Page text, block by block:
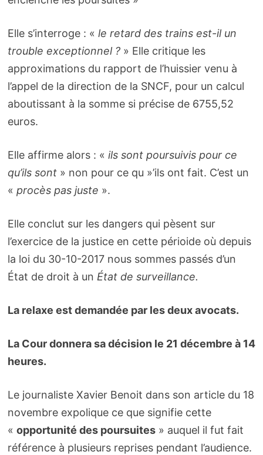
Elle s’interroge : « le retard des trains est-il un
trouble exceptionnel ?» Elle critique les
approximations du rapport de l’huissier venu à
l’appel de la direction de la SNCF, pour un calcul
aboutissant à la somme si précise de 6755,52
euros.
Elle affirme alors : « ils sont poursuivis pour ce
qu’ils sont» non pour ce qu »’ils ont fait. C’est un
« procès pas juste ».
Elle conclut sur les dangers qui pèsent sur
l’exercice de la justice en cette périoide où depuis
la loi du 30-10-2017 nous sommes passés d’un
État de droit à un État de surveillance.
La relaxe est demandée par les deux avocats.
La Cour donnera sa décision le 21 décembre à 14
heures.
Le journaliste Xavier Benoit dans son article du 18
novembre expolique ce que signifie cette
« opportunité des poursuites» auquel il fut fait
référence à plusieurs reprises pendant l’audience.